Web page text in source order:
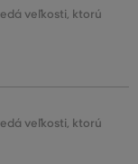
veľkosti, ktorú
veľkosti, ktorú